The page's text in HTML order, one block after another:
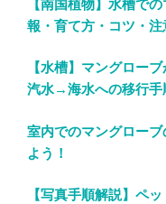
【南国植物】水槽で
報・育て方・コツ・注
【水槽】マングロー
汽水→海水への移行手
室内でのマングロー
よう！
【写真手順解説】ペ